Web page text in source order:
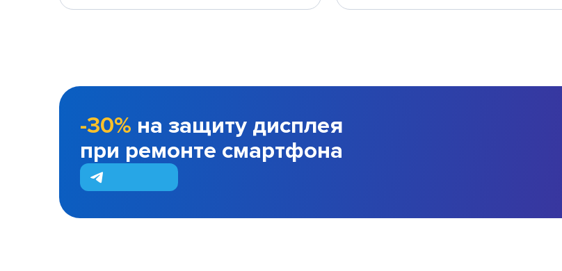
-30% на защиту дисплея
при ремонте смартфона